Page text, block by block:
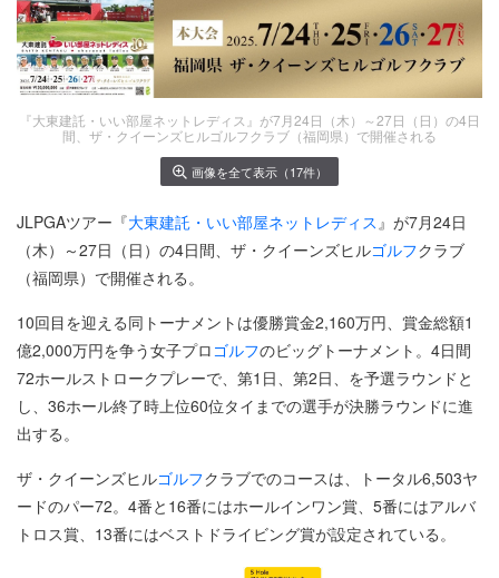
『大東建託・いい部屋ネットレディス』が7月24日（木）～27日（日）の4日
間、ザ・クイーンズヒルゴルフクラブ（福岡県）で開催される
画像を全て表示（17件）
JLPGAツアー『大東建託・いい部屋ネットレディス 』が7月24日
（木）～27日（日）の4日間、ザ・クイーンズヒルゴルフクラブ
（福岡県）で開催される。
10回目を迎える同トーナメントは優勝賞金2,160万円、賞金総額1
億2,000万円を争う女子プロゴルフのビッグトーナメント。4日間
72ホールストロークプレーで、第1日、第2日、を予選ラウンドと
し、36ホール終了時上位60位タイまでの選手が決勝ラウンドに進
出する。
ザ・クイーンズヒルゴルフクラブでのコースは、トータル6,503ヤ
ードのパー72。4番と16番にはホールインワン賞、5番にはアルバ
トロス賞、13番にはベストドライビング賞が設定されている。